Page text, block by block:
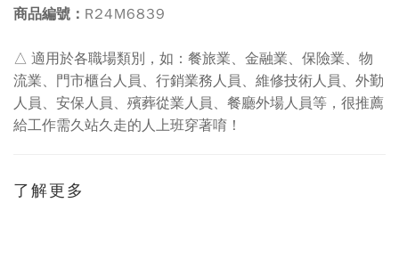
商品編號： R24M6839
△ 適用於各職場類別，如：餐旅業、金融業、保險業、物
流業、門市櫃台人員、行銷業務人員、維修技術人員、外勤
人員、安保人員、殯葬從業人員、餐廳外場人員等，很推薦
給工作需久站久走的人上班穿著唷！
了解更多